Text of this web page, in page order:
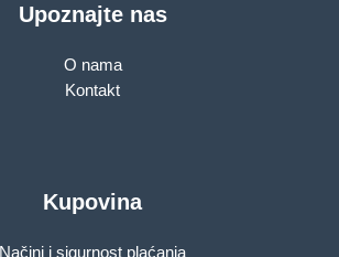
Upoznajte nas
O nama
Kontakt
Kupovina
Načini i sigurnost plaćanja